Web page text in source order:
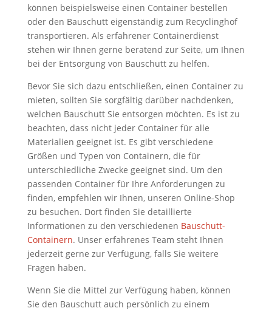
können beispielsweise einen Container bestellen
oder den Bauschutt eigenständig zum Recyclinghof
transportieren. Als erfahrener Containerdienst
stehen wir Ihnen gerne beratend zur Seite, um Ihnen
bei der Entsorgung von Bauschutt zu helfen.
Bevor Sie sich dazu entschließen, einen Container zu
mieten, sollten Sie sorgfältig darüber nachdenken,
welchen Bauschutt Sie entsorgen möchten. Es ist zu
beachten, dass nicht jeder Container für alle
Materialien geeignet ist. Es gibt verschiedene
Größen und Typen von Containern, die für
unterschiedliche Zwecke geeignet sind. Um den
passenden Container für Ihre Anforderungen zu
finden, empfehlen wir Ihnen, unseren Online-Shop
zu besuchen. Dort finden Sie detaillierte
Informationen zu den verschiedenen Bauschutt-
Containern. Unser erfahrenes Team steht Ihnen
jederzeit gerne zur Verfügung, falls Sie weitere
Fragen haben.
Wenn Sie die Mittel zur Verfügung haben, können
Sie den Bauschutt auch persönlich zu einem